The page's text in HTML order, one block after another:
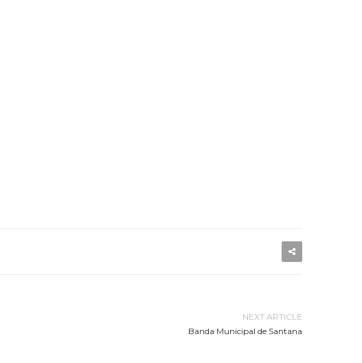
NEXT ARTICLE
Banda Municipal de Santana